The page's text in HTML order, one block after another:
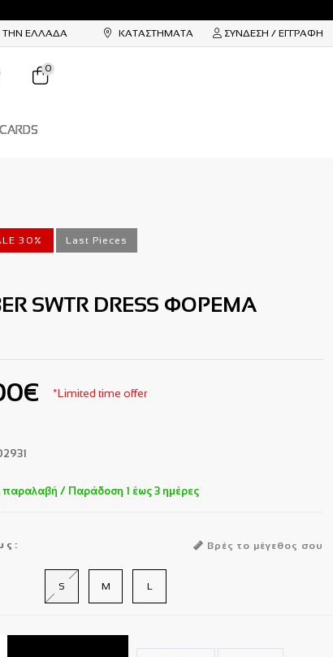
ΤΗΝ ΕΛΛΑΔΑ ΚΑΤΑΣΤΗΜΑΤΑ ΣΥΝΔΕΣΗ / ΕΓΓΡΑΦΗ
0
30% Last Pieces
SWTR DRESS ΦΟΡΕΜΑ
*Limited time offer
/ Παράδoση 1 έως 3 ημέρες
Βρές το μέγεθος σου
S M L